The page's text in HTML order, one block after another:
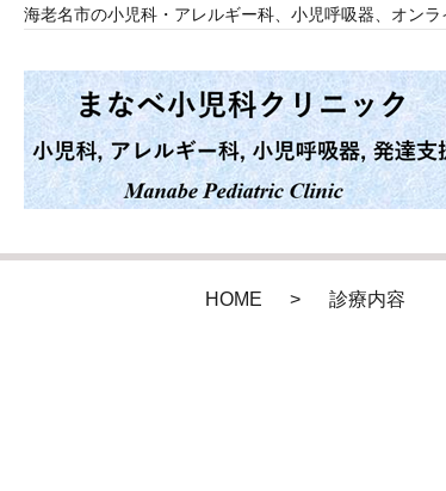
海老名市の小児科・アレルギー科、小児呼吸器、オン
HOME 診療内容